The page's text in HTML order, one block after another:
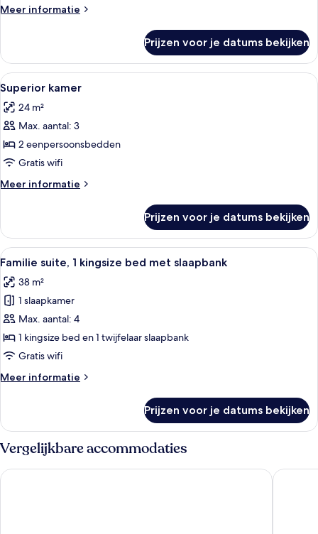
Meer informatie
Meer
tweepersoonskamer
Prijzen voor je datums bekijken
Alle
foto's
voor
Superior
kamer
laden
Een hotelkamer met een groot bed,
10
Superior kamer
24 m²
Max. aantal: 3
2 eenpersoonsbedden
Gratis wifi
Meer informatie
Meer
kamer
Prijzen voor je datums bekijken
Alle
foto's
voor
Familie
suite,
1
kingsize
met
Een hotelkamer met een groot bed,
9
Familie suite, 1 kingsize bed met slaapbank
38 m²
1 slaapkamer
Max. aantal: 4
1 kingsize bed en 1 twijfelaar slaapbank
Gratis wifi
Meer informatie
Meer
suite,
kingsize
met
Prijzen voor je datums bekijken
Vergelijkbare accommodaties
Atlas Hotel Holiday Novotel